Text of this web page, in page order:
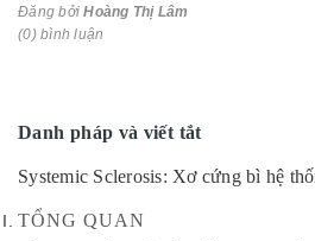
Đăng bởiHoàng Thị Lâm
(0) bình luận
Danh pháp và viết tắt
Systemic Sclerosis: Xơ cứng bì hệ
TỔNG QUAN